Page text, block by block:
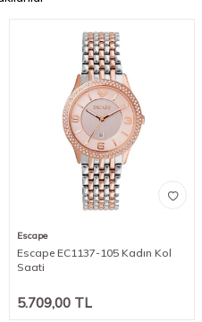
Escape
Escape EC1137-105 Kadın Kol
Saati
5.709,00TL